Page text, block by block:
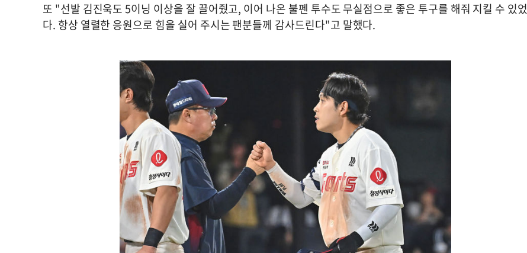
또 "선발 김진욱도 5이닝 이상을 잘 끌어줬고, 이어 나온 불펜 투수도 무실점으로 좋은 투구를 해줘 지킬 수 있었
다. 항상 열렬한 응원으로 힘을 실어 주시는 팬분들께 감사드린다"고 말했다.